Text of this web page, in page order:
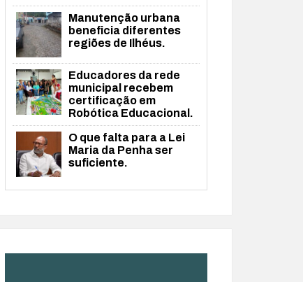
Manutenção urbana
beneficia diferentes
regiões de Ilhéus.
Educadores da rede
municipal recebem
certificação em
Robótica Educacional.
O que falta para a Lei
Maria da Penha ser
suficiente.